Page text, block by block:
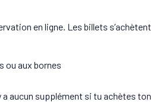
en ligne. Les billets s’achètent
ou aux bornes
a aucun supplément si tu achètes ton